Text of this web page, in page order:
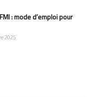
: mode d’emploi pour
2025